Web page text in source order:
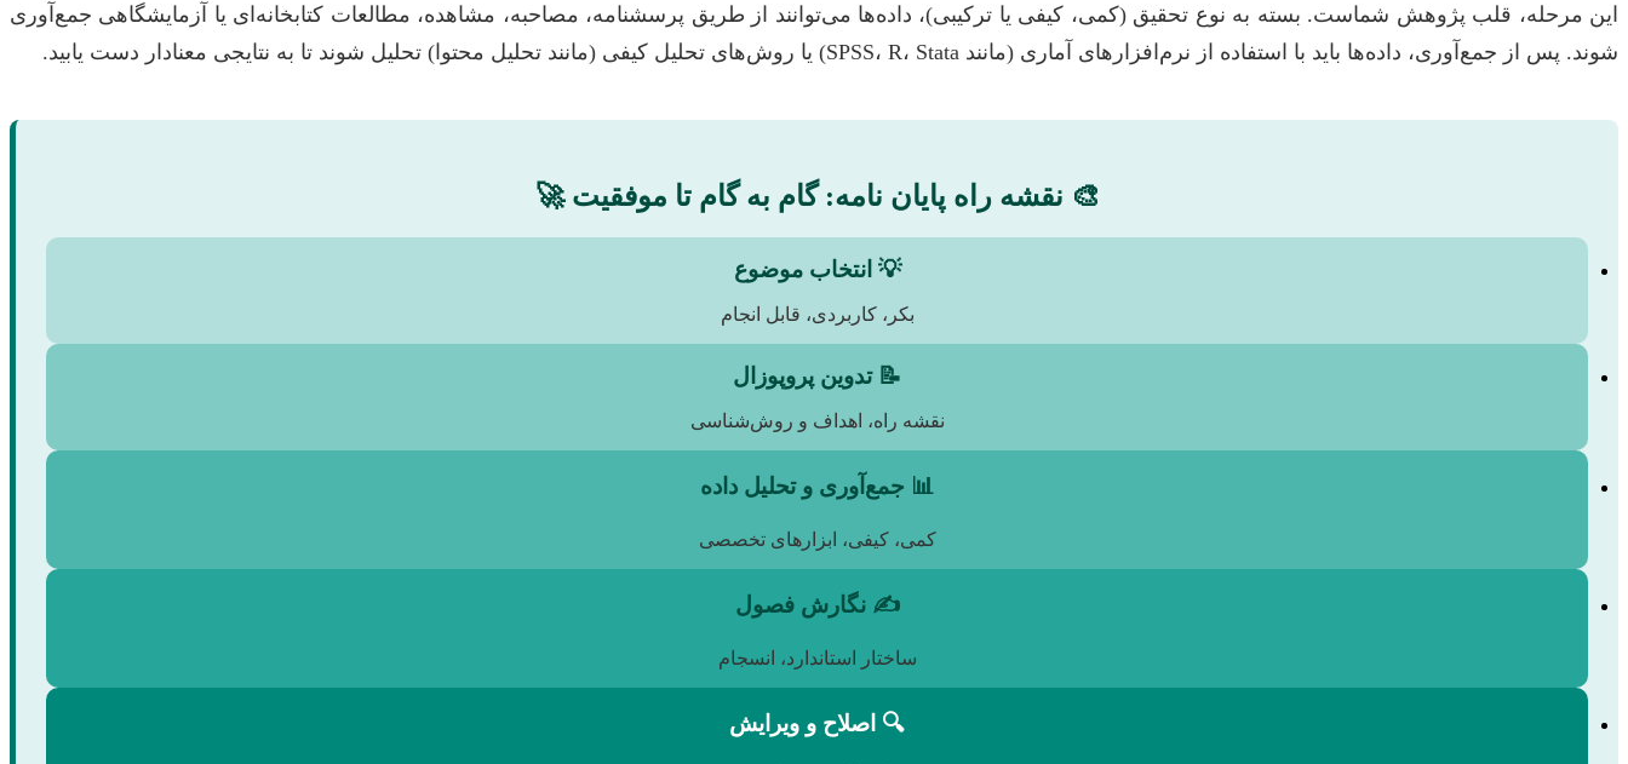
این مرحله، قلب پژوهش شماست. بسته به نوع تحقیق (کمی، کیفی یا ترکیبی)، داده‌ها می‌توانند از طریق پرسشنامه، مصاحبه، مشاهده، مطالعات کتابخانه‌ای یا آزمایشگاهی جمع‌آوری
شوند. پس از جمع‌آوری، داده‌ها باید با استفاده از نرم‌افزارهای آماری (مانند SPSS، R، Stata) یا روش‌های تحلیل کیفی (مانند تحلیل محتوا) تحلیل شوند تا به نتایجی معنادار دست یابید.
🎨 نقشه راه پایان نامه: گام به گام تا موفقیت 🚀
💡 انتخاب موضوع
بکر، کاربردی، قابل انجام
📝 تدوین پروپوزال
نقشه راه، اهداف و روش‌شناسی
📊 جمع‌آوری و تحلیل داده
کمی، کیفی، ابزارهای تخصصی
✍️ نگارش فصول
ساختار استاندارد، انسجام
🔍 اصلاح و ویرایش